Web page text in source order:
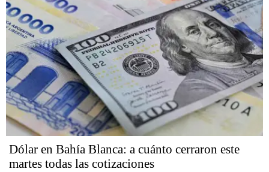
Dólar en Bahía Blanca: a cuánto cerraron este
martes todas las cotizaciones